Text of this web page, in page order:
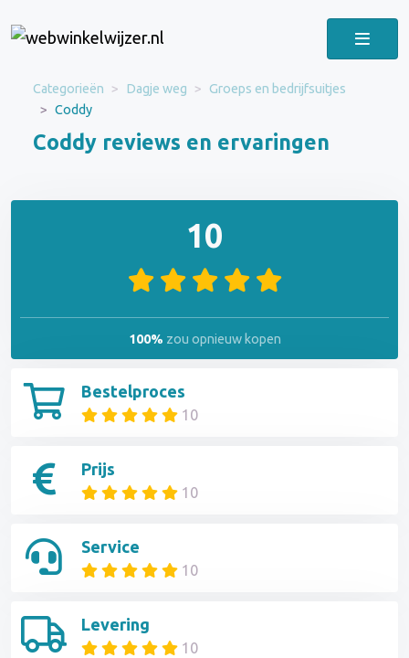
Categorieën Dagje weg
Groeps en bedrijfsuitjes
Coddy
Coddy reviews en ervaringen
Bestelproces
10
Prijs
10
Service
10
Levering
10
10
100% zou opnieuw kopen